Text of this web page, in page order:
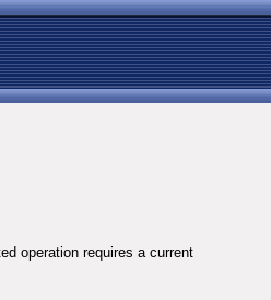
operation requires a current